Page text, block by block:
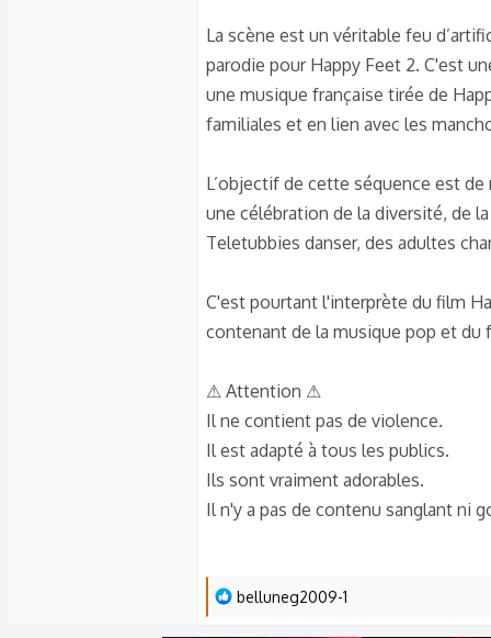
La scène est un véritable feu
parodie pour Happy Feet 2. C'est
une musique française tirée de
familiales et en lien avec les
L’objectif de cette séquence est
une célébration de la diversité, de
Teletubbies danser, des adultes
C'est pourtant l'interprète du film
contenant de la musique pop et du
⚠ Attention ⚠
Il ne contient pas de violence.
Il est adapté à tous les publics.
Ils sont vraiment adorables.
Il n'y a pas de contenu sanglant ni
L
belluneg2009-1